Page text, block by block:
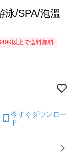
泳/SPA/泡溫
以上で送料無料
今すぐダウンロー
ド